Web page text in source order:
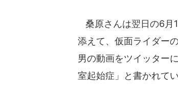
桑原さんは翌日の6月
添えて、仮面ライダー
男の動画をツイッター
室起始症」と書かれて